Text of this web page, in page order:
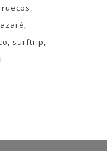
surftrip